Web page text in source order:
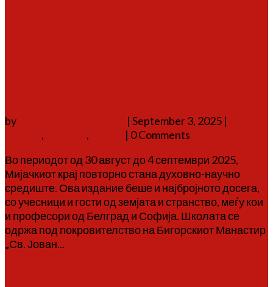
by | September 3, 2025 |
, ,
| 0 Comments
Во периодот од 30 август до 4 септември 2025,
Мијачкиот крај повторно стана духовно-научно
средиште. Ова издание беше и најбројното досега,
со учесници и гости од земјата и странство, меѓу кои
и професори од Белград и Софија. Школата се
одржа под покровителство на Бигорскиот Манастир
„Св. Јован...